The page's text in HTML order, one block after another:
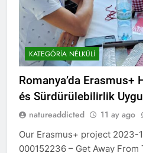
KATEGÓRIA NÉLKÜLI
Romanya’da
és Sürdürülebilirlik
natureaddicted 11 ay ago
Our Erasmus+ project 2023-
000152236 – Get Away